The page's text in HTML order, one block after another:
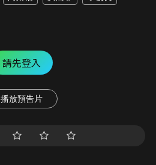
請先登入
播放預告片